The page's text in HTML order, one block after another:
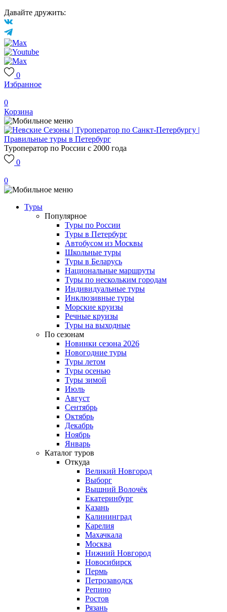
Давайте дружить:
0
Избранное
0
Корзина
Туроператор по России с 2000 года
0
0
Туры
Популярное
Туры по России
Туры в Петербург
Автобусом из Москвы
Школьные туры
Туры в Беларусь
Национальные маршруты
Туры по нескольким городам
Индивидуальные туры
Инклюзивные туры
Морские круизы
Речные круизы
Туры на выходные
По сезонам
Новинки сезона 2026
Новогодние туры
Туры летом
Туры осенью
Туры зимой
Июль
Август
Сентябрь
Октябрь
Декабрь
Ноябрь
Январь
Каталог туров
Откуда
Великий Новгород
Выборг
Вышний Волочёк
Екатеринбург
Казань
Калининград
Карелия
Махачкала
Москва
Нижний Новгород
Новосибирск
Пермь
Петрозаводск
Репино
Ростов
Рязань